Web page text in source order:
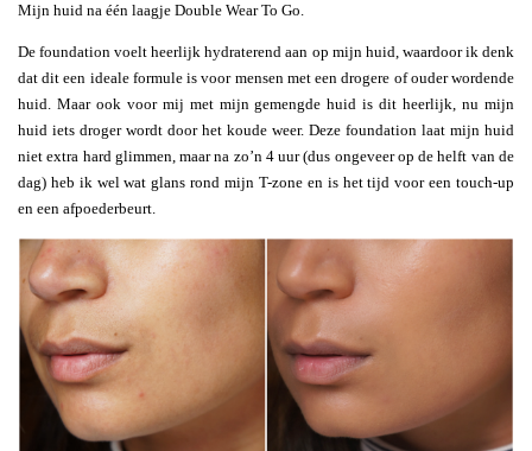
Mijn huid na één laagje Double Wear To Go.
De foundation voelt heerlijk hydraterend aan op mijn huid, waardoor ik denk
dat dit een ideale formule is voor mensen met een drogere of ouder wordende
huid. Maar ook voor mij met mijn gemengde huid is dit heerlijk, nu mijn
huid iets droger wordt door het koude weer. Deze foundation laat mijn huid
niet extra hard glimmen, maar na zo’n 4 uur (dus ongeveer op de helft van de
dag) heb ik wel wat glans rond mijn T-zone en is het tijd voor een touch-up
en een afpoederbeurt.